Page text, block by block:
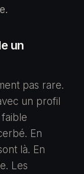
un
pas rare.
un profil
En
là. En
Les